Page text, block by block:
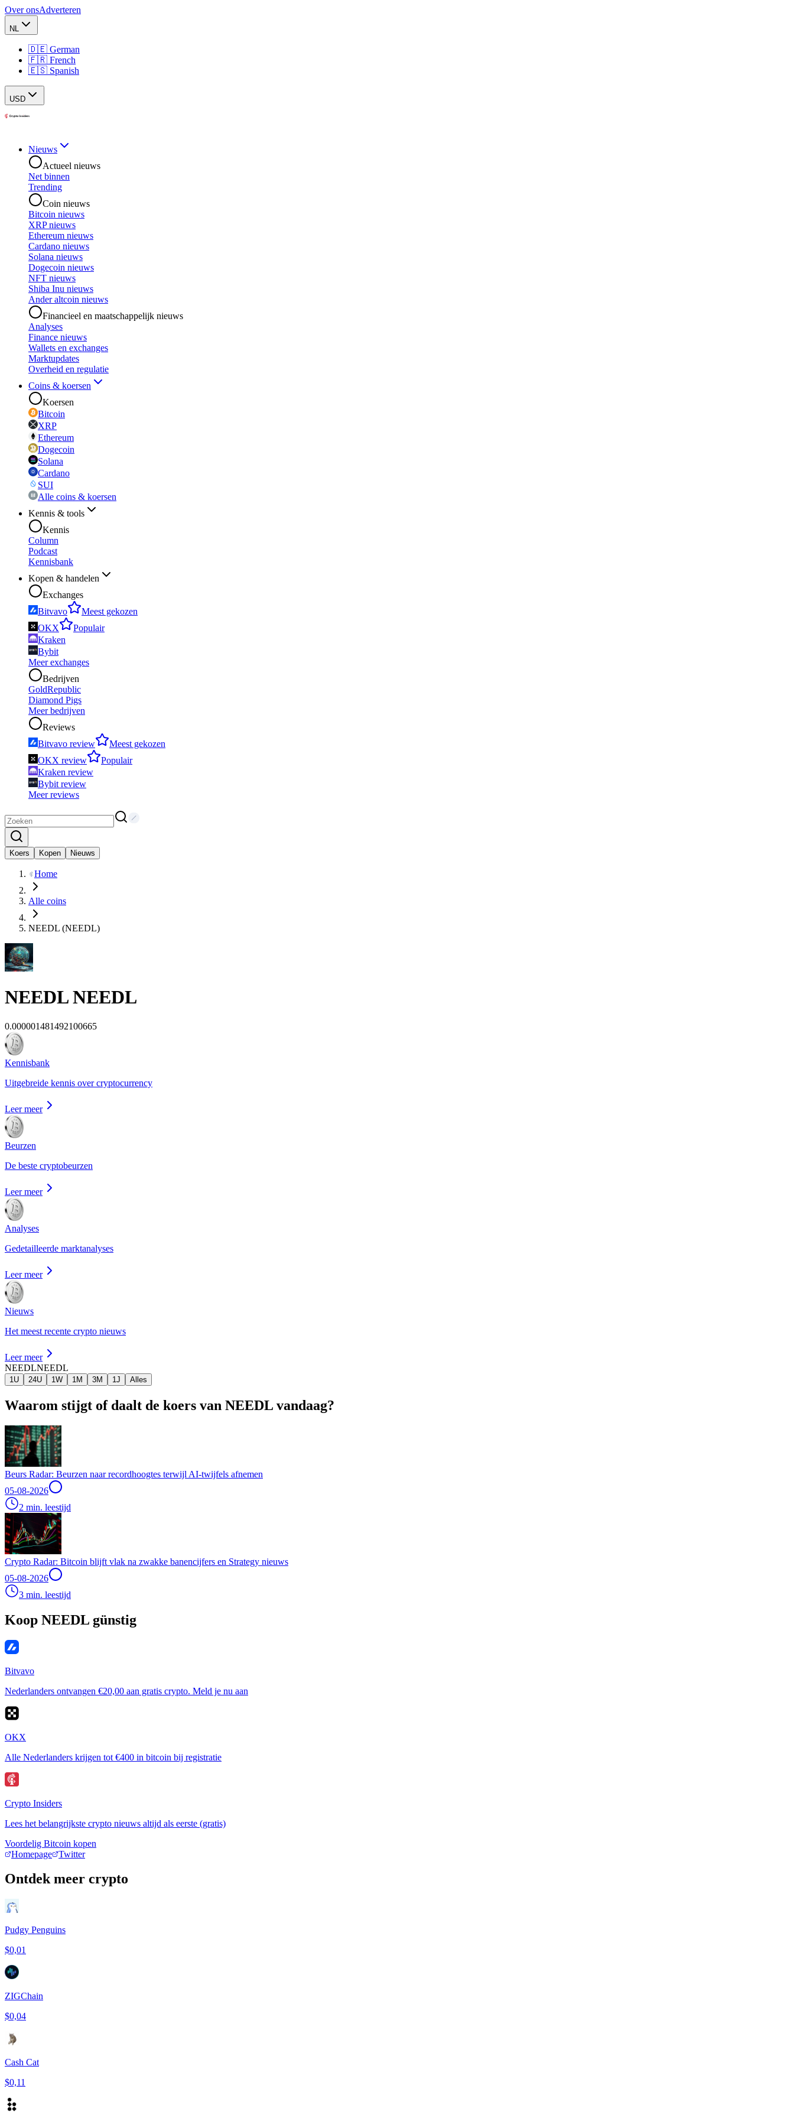
Over onsAdverteren
NL
🇩🇪 German
🇫🇷 French
🇪🇸 Spanish
USD
Nieuws
Actueel nieuws
Net binnen
Trending
Coin nieuws
Bitcoin nieuws
XRP nieuws
Ethereum nieuws
Cardano nieuws
Solana nieuws
Dogecoin nieuws
NFT nieuws
Shiba Inu nieuws
Ander altcoin nieuws
Financieel en maatschappelijk nieuws
Analyses
Finance nieuws
Wallets en exchanges
Marktupdates
Overheid en regulatie
Coins & koersen
Koersen
Bitcoin
XRP
Ethereum
Dogecoin
Solana
Cardano
SUI
Alle coins & koersen
Kennis & tools
Kennis
Column
Podcast
Kennisbank
Kopen & handelen
Exchanges
Bitvavo
Meest gekozen
OKX
Populair
Kraken
Bybit
Meer exchanges
Bedrijven
GoldRepublic
Diamond Pigs
Meer bedrijven
Reviews
Bitvavo review
Meest gekozen
OKX review
Populair
Kraken review
Bybit review
Meer reviews
Koers Kopen Nieuws
Home
Alle coins
NEEDL (NEEDL)
NEEDL NEEDL
0.000001481492100665
Kennisbank
Uitgebreide kennis over cryptocurrency
Leer meer
Beurzen
De beste cryptobeurzen
Leer meer
Analyses
Gedetailleerde marktanalyses
Leer meer
Nieuws
Het meest recente crypto nieuws
Leer meer
NEEDLNEEDL
1U 24U 1W 1M 3M 1J Alles
Waarom stijgt of daalt de koers van NEEDL vandaag?
Beurs Radar: Beurzen naar recordhoogtes terwijl AI-twijfels afnemen
05-08-2026
2 min. leestijd
Crypto Radar: Bitcoin blijft vlak na zwakke banencijfers en Strategy nieuws
05-08-2026
3 min. leestijd
Koop NEEDL günstig
Bitvavo
Nederlanders ontvangen €20,00 aan gratis crypto. Meld je nu aan
OKX
Alle Nederlanders krijgen tot €400 in bitcoin bij registratie
Crypto Insiders
Lees het belangrijkste crypto nieuws altijd als eerste (gratis)
Voordelig Bitcoin kopen
Homepage
Twitter
Ontdek meer crypto
Pudgy Penguins
$0,01
ZIGChain
$0,04
Cash Cat
$0,11